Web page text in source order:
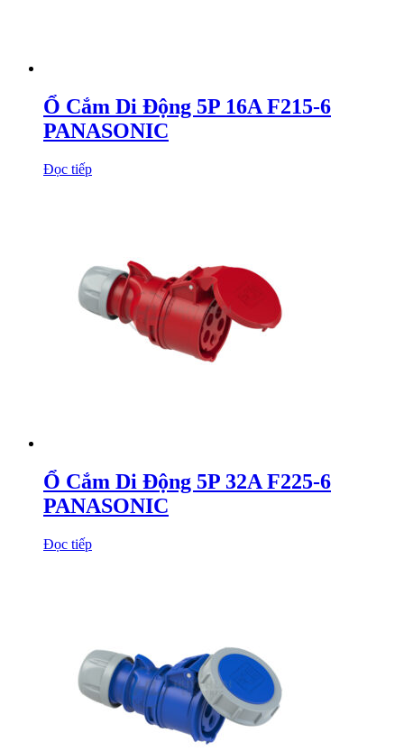
Ổ Cắm Di Động 5P 16A F215-6
PANASONIC
Đọc tiếp
Ổ Cắm Di Động 5P 32A F225-6
PANASONIC
Đọc tiếp